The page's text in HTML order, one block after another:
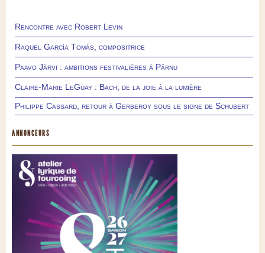
Rencontre avec Robert Levin
Raquel García Tomás, compositrice
Paavo Järvi : ambitions festivalières à Pärnu
Claire-Marie LeGuay : Bach, de la joie à la lumière
Philippe Cassard, retour à Gerberoy sous le signe de Schubert
ANNONCEURS